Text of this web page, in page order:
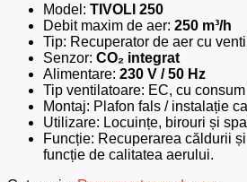
Model: TIVOLI 250
Debit maxim de aer: 250 m³/h
Tip: Recuperator de aer cu
Senzor: CO₂ integrat
Alimentare: 230 V / 50 Hz
Tip ventilatoare: EC, cu
Montaj: Plafon fals / instalație
Utilizare: Locuințe, birouri și
Funcție: Recuperarea căldurii
funcție de calitatea aerului.